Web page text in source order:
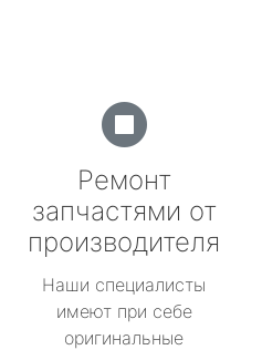
Ремонт
запчастями от
производителя
Наши специалисты
имеют при себе
оригинальные